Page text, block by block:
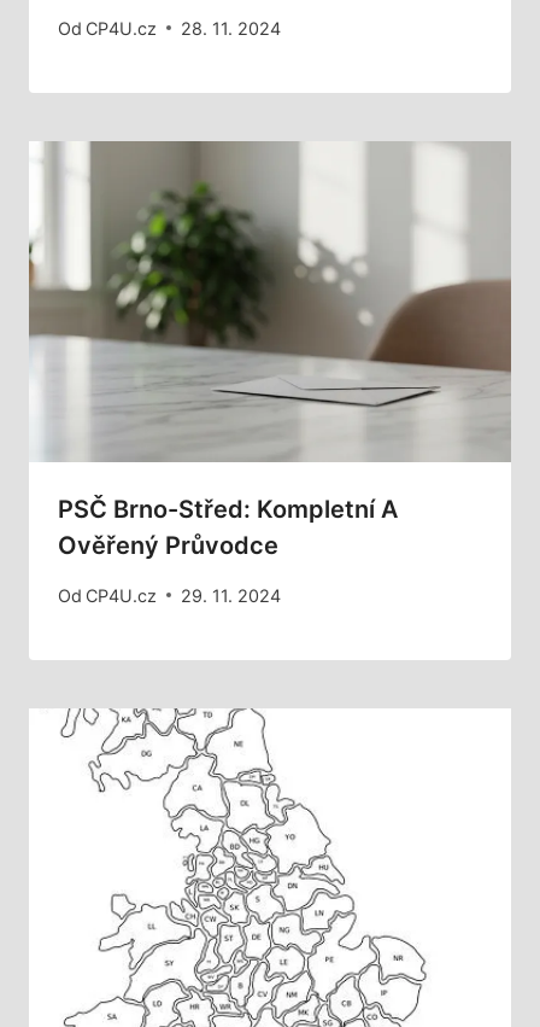
Od CP4U.cz 28. 11. 2024
PSČ Brno-Střed: Kompletní A
Ověřený Průvodce
Od CP4U.cz 29. 11. 2024